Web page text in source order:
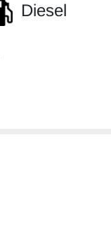
Diesel